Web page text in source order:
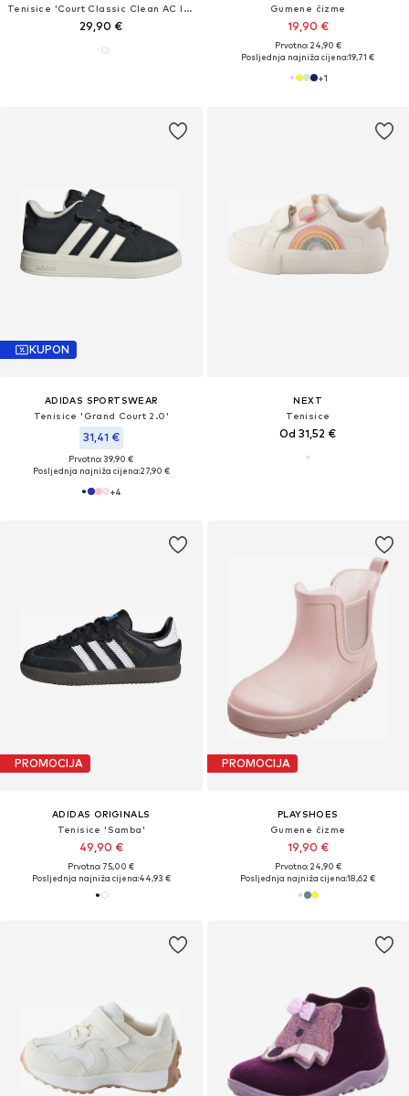
Tenisice 'Court Classic Clean AC Inf'
29,90 €
Gumene čizme
19,90 €
Prvotno: 24,90 €
Posljednja najniža cijena:19,71 €
+1
KUPON
ADIDAS SPORTSWEAR
Tenisice 'Grand Court 2.0'
31,41 €
Prvotno: 39,90 €
Posljednja najniža cijena:27,90 €
+4
NEXT
Tenisice
Od 31,52 €
PROMOCIJA
ADIDAS ORIGINALS
Tenisice 'Samba'
49,90 €
Prvotno: 75,00 €
Posljednja najniža cijena:44,93 €
PROMOCIJA
PLAYSHOES
Gumene čizme
19,90 €
Prvotno: 24,90 €
Posljednja najniža cijena:18,62 €